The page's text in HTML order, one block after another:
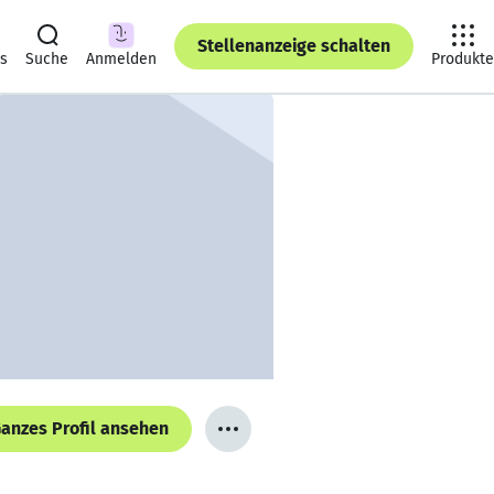
Suche Anmelden
Stellenanzeige schalten
Produkte
Profil ansehen